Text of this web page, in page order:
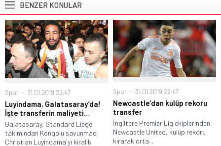
BENZER KONULAR
Spor 31.01.2019 22:47
Luyindama, Galatasaray’da!
İşte transferin maliyeti…
Galatasaray, Standard Liege
takımından Kongolu savunmacı
Christian Luyindama'yı kiralık
Spor 31.01.2019 22:47
Newcastle’dan kulüp rekoru
transfer
İngiltere Premier Lig ekiplerinden
Newcastle United, kulüp rekoru
kırarak orta...